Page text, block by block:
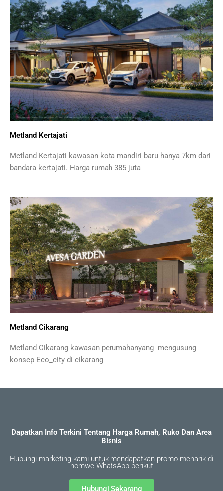
Metland Kertajati
Metland Kertajati kawasan kota mandiri baru hanya 7km dari
bandara kertajati. Harga rumah 385 juta
Metland Cikarang
Metland Cikarang kawasan perumahanyang mengusung
konsep Eco_city di cikarang
Dapatkan Info Terkini Tentang Harga Rumah, Ruko Dan Area
Bisnis
Hubungi marketing kami untuk mendapatkan promo menarik di
nomwe WhatsApp berikut
Hubungi Sekarang